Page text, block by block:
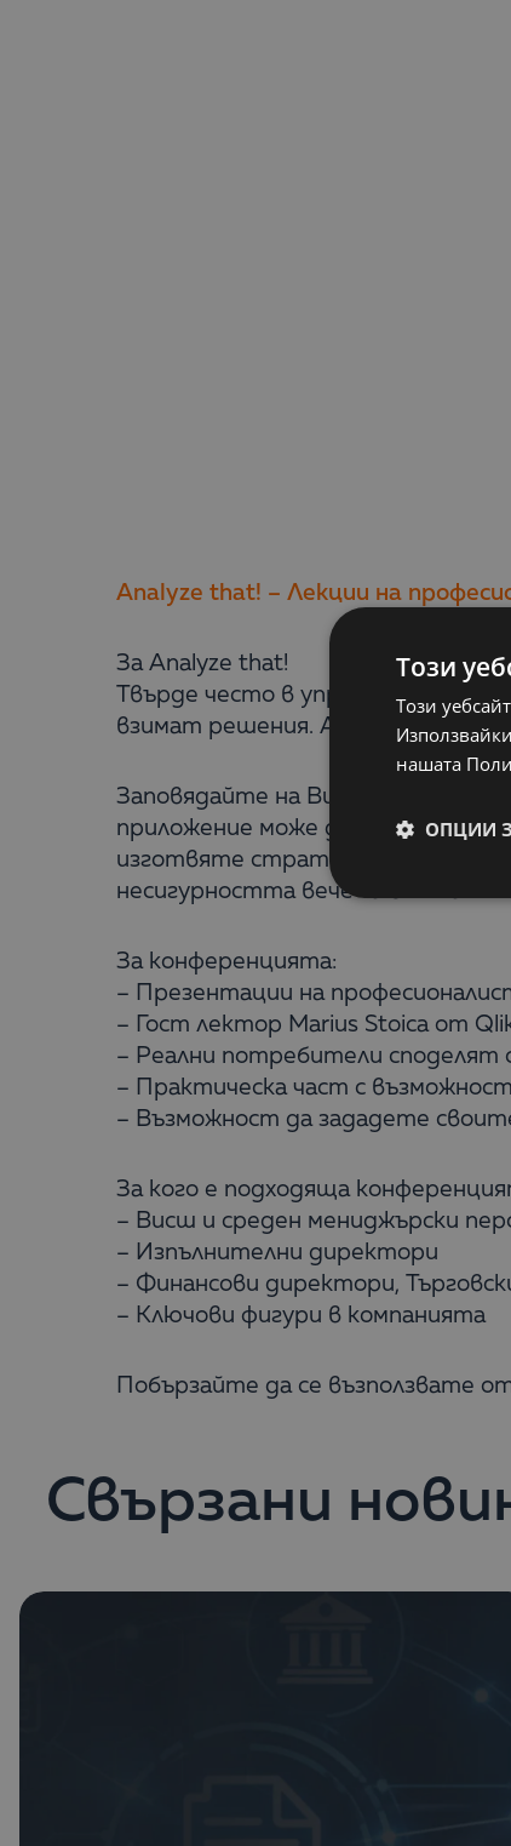
Analyze that! – Лекции на
За Analyze that!
Твърде често в управлението на
взимат решения. А не трябва да
Заповядайте на Business
приложение може да ви
изготвяте стратегиите си на
несигурността вече са в
За конференцията:
– Презентации на
– Гост лектор Marius Stoica от
– Реални потребители споделят
– Практическа част с
– Възможност да зададете
За кого е подходяща
– Висш и среден мениджърски
– Изпълнителни директори
– Финансови директори,
– Ключови фигури в компанията
Побързайте да се възползвате
Свързани
Този
Този
нашата
ОПЦИИ